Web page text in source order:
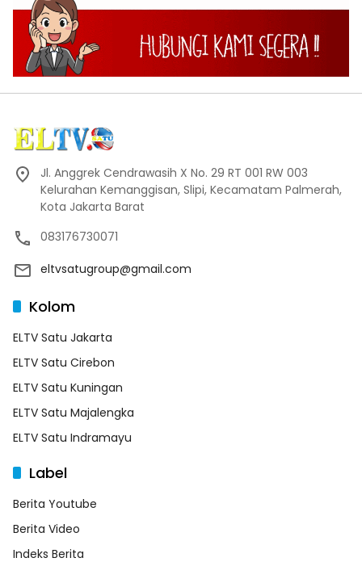
Jl. Anggrek Cendrawasih X No. 29 RT 001 RW 003
Kelurahan Kemanggisan, Slipi, Kecamatam Palmerah,
Kota Jakarta Barat
083176730071
eltvsatugroup@gmail.com
Kolom
ELTV Satu Jakarta
ELTV Satu Cirebon
ELTV Satu Kuningan
ELTV Satu Majalengka
ELTV Satu Indramayu
Label
Berita Youtube
Berita Video
Indeks Berita